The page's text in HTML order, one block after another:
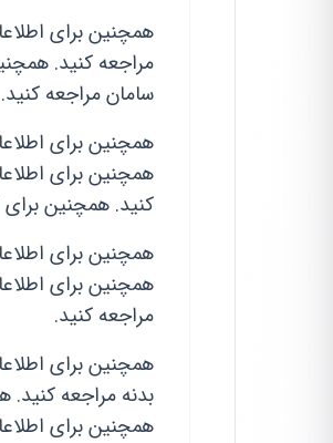
همچنین برای
مراجعه کنید.
سامان مراجعه کنید.
همچنین برای
همچنین برای
کنید. همچنین برای
همچنین برای
همچنین برای
مراجعه کنید.
همچنین برای
بدنه مراجعه کنید.
همچنین برای